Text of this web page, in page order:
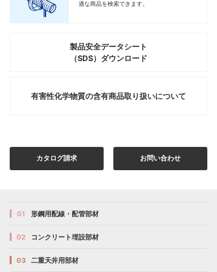
適な商品を検索できます。
製品安全データシート
（SDS）ダウンロード
有害性化学物質の含有商品取り扱いについて
カタログ請求 お問い合わせ
01 形鋼用配線・配管部材
02 コンクリート埋設部材
03 二重天井用部材